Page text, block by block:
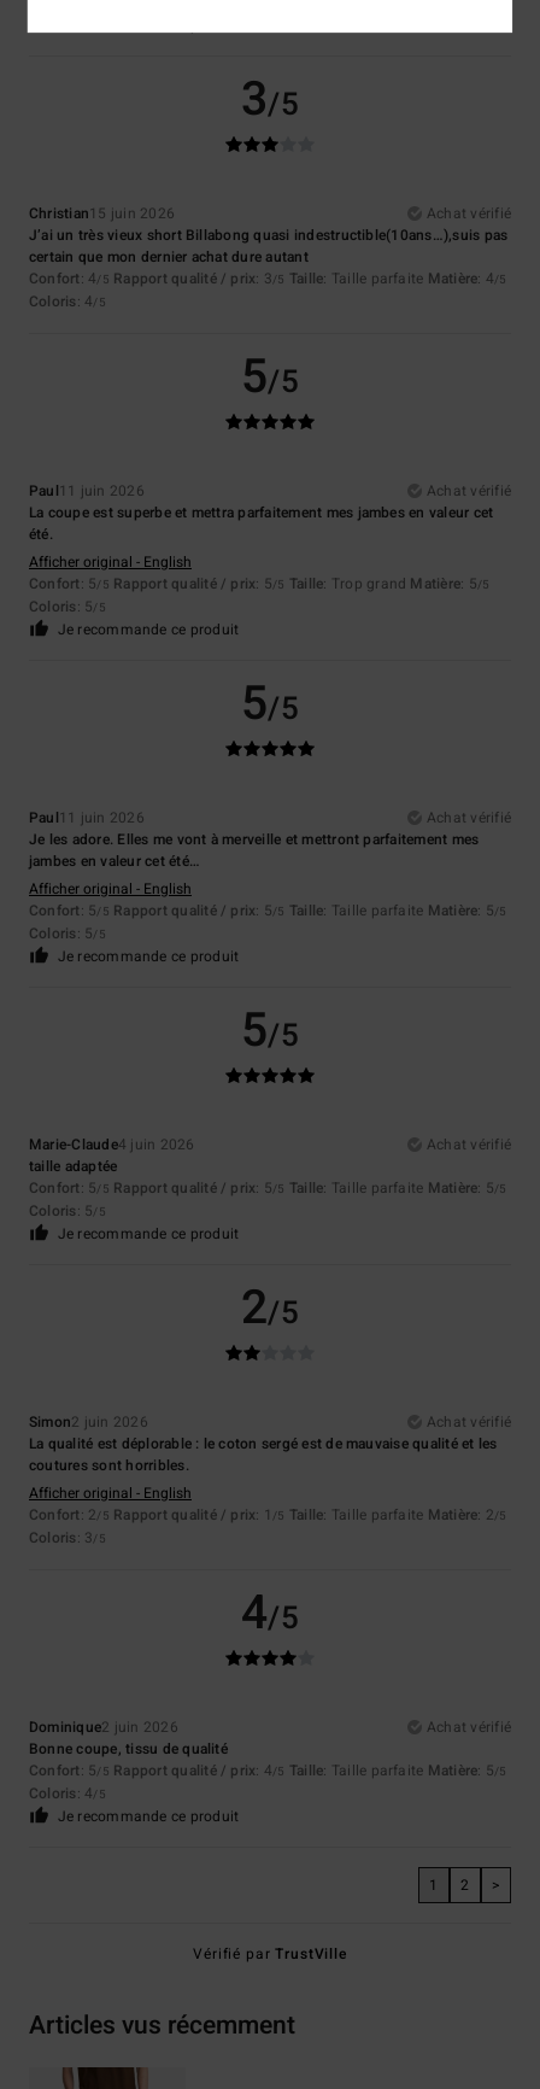
3/5
Christian15 juin 2026
Achat vérifié
J’ai un très vieux short Billabong quasi indestructible(10ans…),suis pas
certain que mon dernier achat dure autant
Confort: 4/5 Rapport qualité / prix: 3/5 Taille: Taille parfaite Matière: 4/5
Coloris: 4/5
5/5
Paul11 juin 2026
Achat vérifié
La coupe est superbe et mettra parfaitement mes jambes en valeur cet
été.
Afficher original - English
Confort: 5/5 Rapport qualité / prix: 5/5 Taille: Trop grand Matière: 5/5
Coloris: 5/5
Je recommande ce produit
5/5
Paul11 juin 2026
Achat vérifié
Je les adore. Elles me vont à merveille et mettront parfaitement mes
jambes en valeur cet été…
Afficher original - English
Confort: 5/5 Rapport qualité / prix: 5/5 Taille: Taille parfaite Matière: 5/5
Coloris: 5/5
Je recommande ce produit
5/5
Marie-Claude4 juin 2026
Achat vérifié
taille adaptée
Confort: 5/5 Rapport qualité / prix: 5/5 Taille: Taille parfaite Matière: 5/5
Coloris: 5/5
Je recommande ce produit
2/5
Simon2 juin 2026
Achat vérifié
La qualité est déplorable : le coton sergé est de mauvaise qualité et les
coutures sont horribles.
Afficher original - English
Confort: 2/5 Rapport qualité / prix: 1 /5 Taille: Taille parfaite Matière: 2/5
Coloris: 3/5
4/5
Dominique2 juin 2026
Achat vérifié
Bonne coupe, tissu de qualité
Confort: 5/5 Rapport qualité / prix: 4/5 Taille: Taille parfaite Matière: 5/5
Coloris: 4/5
Je recommande ce produit
1 2 >
Vérifié parTrustVille
Articles vus récemment